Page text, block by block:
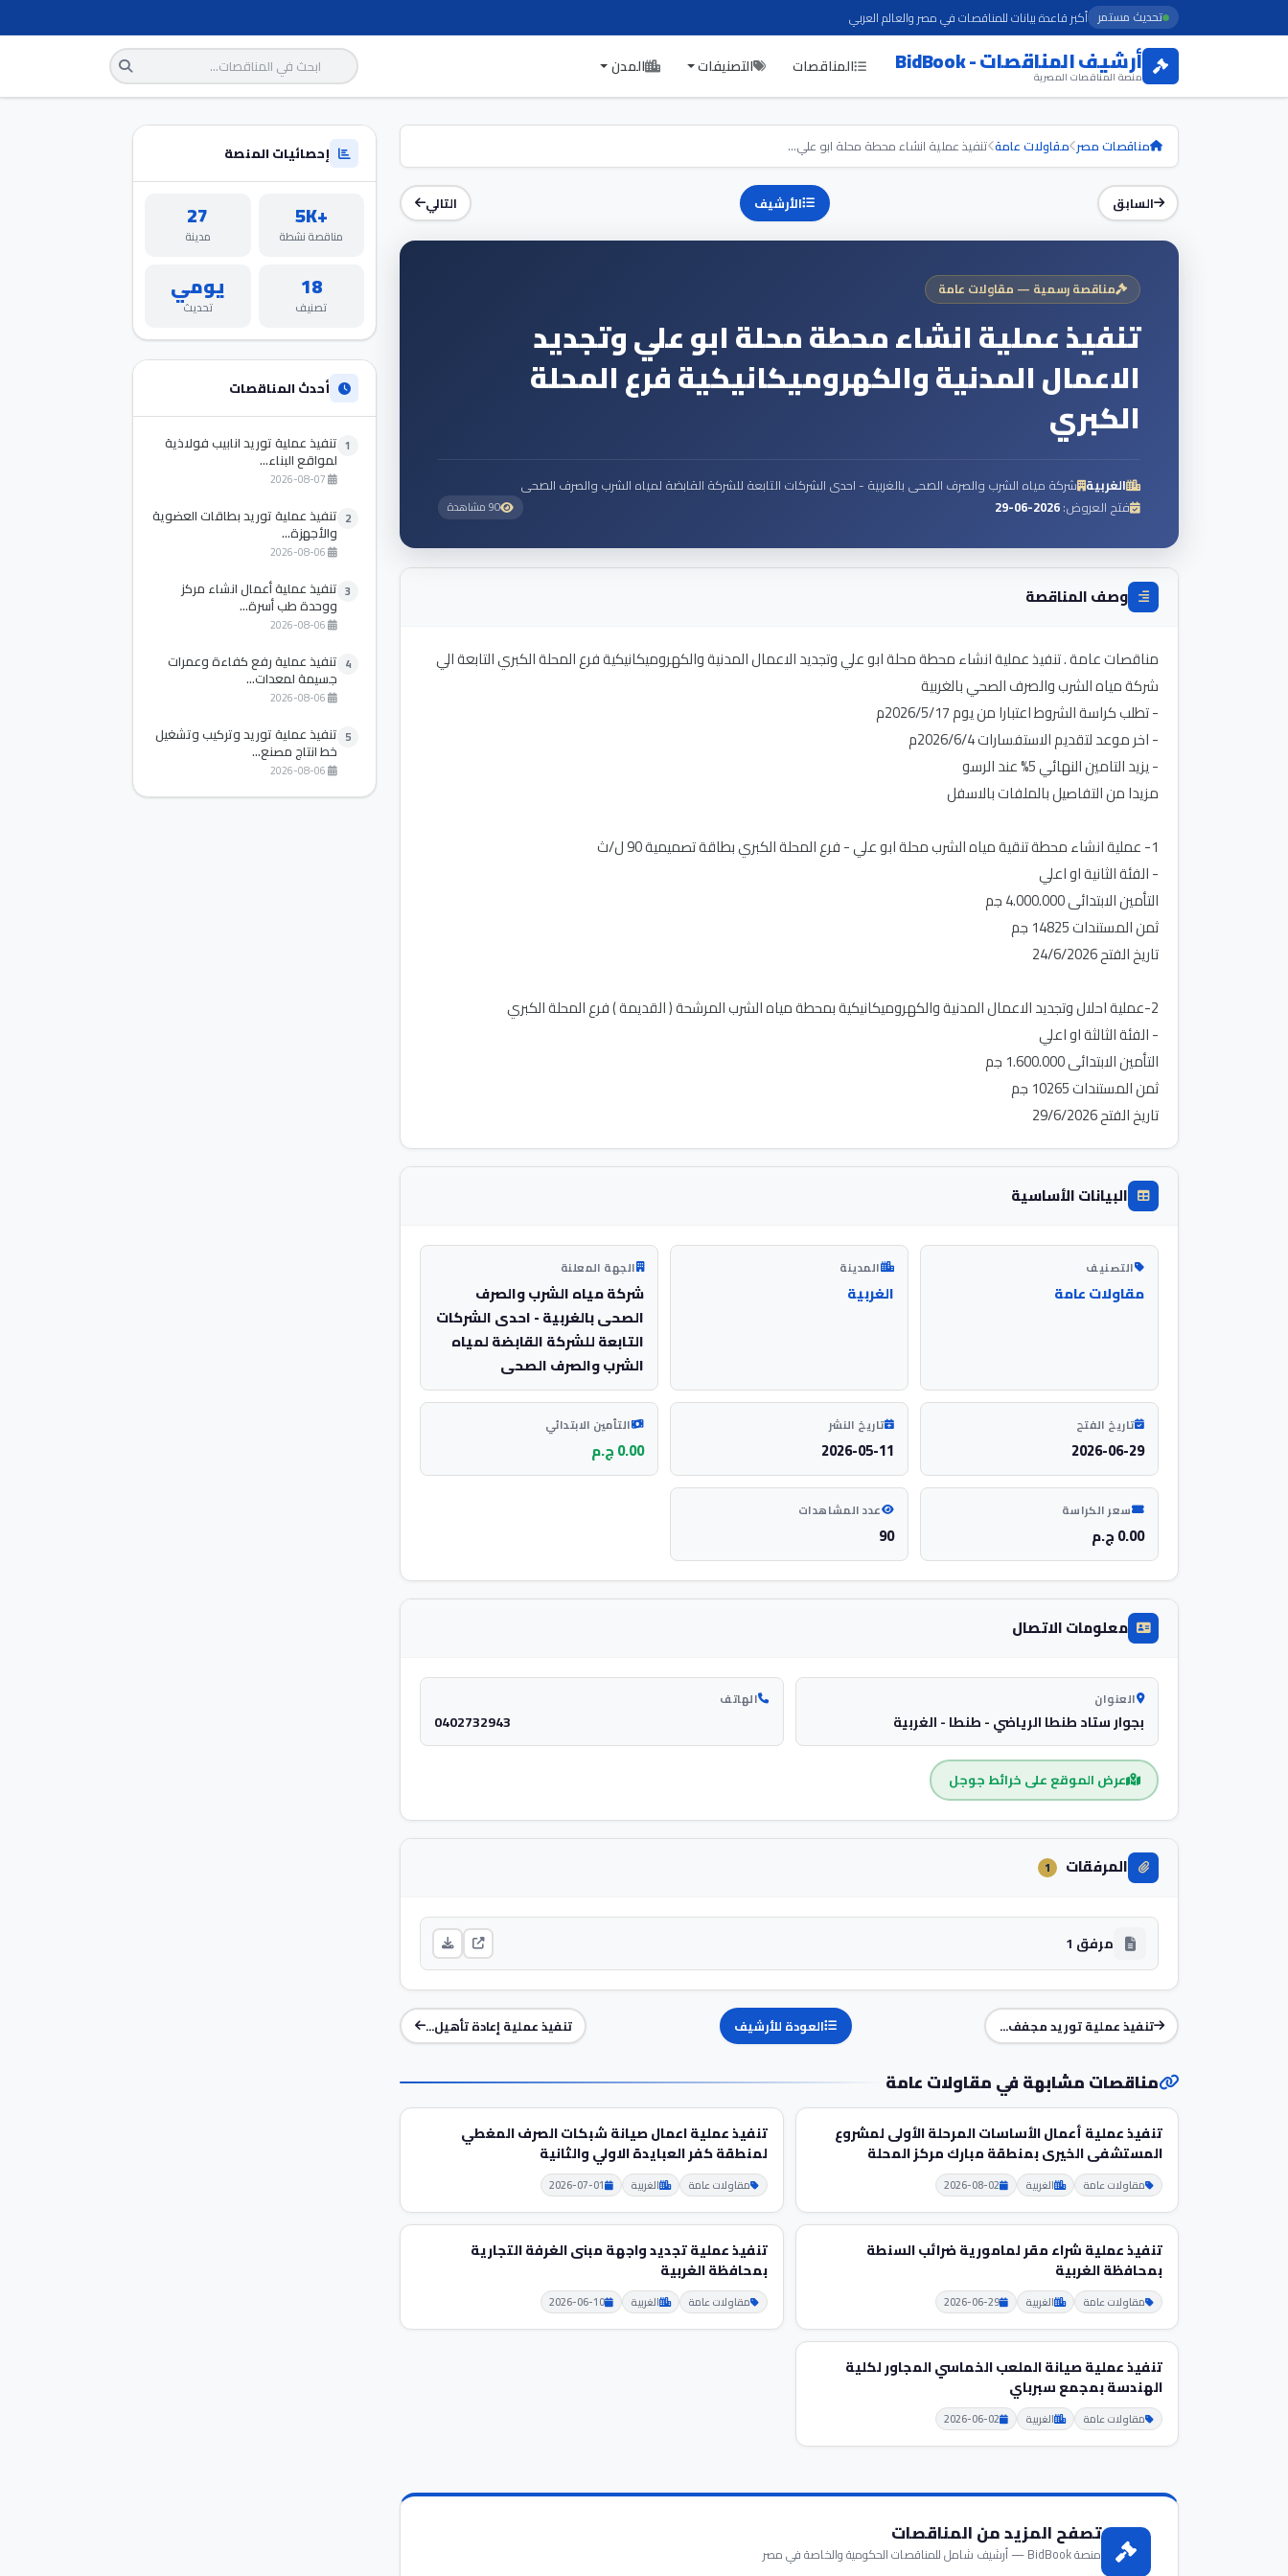
تحديث مستمر أكبر قاعدة بيانات للمناقصات في مصر والعالم العربي
أرشيف المناقصات - BidBook
منصة المناقصات المصرية المناقصات التصنيفات المدن
إحصائيات المنصة
+5K
مناقصة نشطة
27
مدينة
18
تصنيف
يومي
تحديث
أحدث المناقصات
1 تنفيذ عملية توريد انابيب فولاذية
لمواقع البناء...
2 تنفيذ عملية توريد بطاقات العضوية
والأجهزة...
3 تنفيذ عملية أعمال انشاء مركز
ووحدة طب أسرة...
4 تنفيذ عملية رفع كفاءة وعمرات
جسيمة لمعدات...
5 تنفيذ عملية توريد وتركيب وتشغيل
خط انتاج مصنع...
مناقصات مصر مقاولات عامة تنفيذ عملية انشاء محطة محلة ابو علي...
السابق الأرشيف التالي
مناقصة رسمية — مقاولات عامة
تنفيذ عملية انشاء محطة محلة ابو علي وتجديد
الاعمال المدنية والكهروميكانيكية فرع المحلة
الكبري
الغربية شركة مياه الشرب والصرف الصحى بالغربية - احدى الشركات التابعة للشركة القابضة لمياه الشرب والصرف الصحى
فتح العروض:2026-06-29 90 مشاهدة
وصف المناقصة
مناقصات عامة . تنفيذ عملية انشاء محطة محلة ابو علي وتجديد الاعمال المدنية والكهروميكانيكية فرع المحلة الكبري التابعة الي
تاريخ الفتح 29/6/2026
البيانات الأساسية
التصنيف
مقاولات عامة
المدينة
الغربية
الجهة المعلنة
شركة مياه الشرب والصرف
الصحى بالغربية - احدى الشركات
التابعة للشركة القابضة لمياه
الشرب والصرف الصحى
تاريخ الفتح
2026-06-29
تاريخ النشر
2026-05-11
التأمين الابتدائي
0.00 ج.م
سعر الكراسة
0.00 ج.م
عدد المشاهدات
90
معلومات الاتصال
العنوان
بجوار ستاد طنطا الرياضي - طنطا - الغربية
الهاتف
0402732943
عرض الموقع على خرائط جوجل
المرفقات 1
مرفق 1
تنفيذ عملية توريد مجفف... العودة للأرشيف تنفيذ عملية إعادة تأهيل...
مناقصات مشابهة في مقاولات عامة
تنفيذ عملية أعمال الأساسات المرحلة الأولى لمشروع
المستشفى الخيرى بمنطقة مبارك مركز المحلة
مقاولات عامة الغربية 2026-08-02
تنفيذ عملية اعمال صيانة شبكات الصرف المغطي
لمنطقة كفر العبايدة الاولي والثانية
مقاولات عامة الغربية 2026-07-01
تنفيذ عملية شراء مقر لمامورية ضرائب السنطة
بمحافظة الغربية
مقاولات عامة الغربية 2026-06-29
تنفيذ عملية تجديد واجهة مبنى الغرفة التجارية
بمحافظة الغربية
مقاولات عامة الغربية 2026-06-10
تنفيذ عملية صيانة الملعب الخماسي المجاور لكلية
الهندسة بمجمع سبرباي
مقاولات عامة الغربية 2026-06-02
تصفح المزيد من المناقصات
منصة BidBook — أرشيف شامل للمناقصات الحكومية والخاصة في مصر